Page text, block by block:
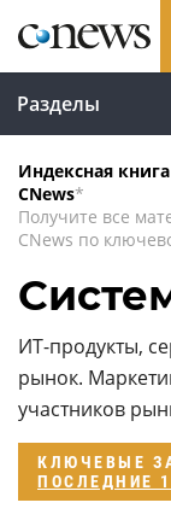
Разделы
Индексная
CNews*
Получите все
CNews по
ИТ-продукты,
рынок.
участников
КЛЮЧЕВЫЕ
ПОСЛЕДНИЕ